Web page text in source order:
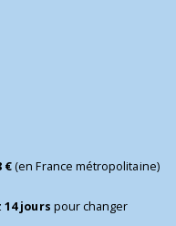
€(en France métropolitaine)
14 jours pour changer